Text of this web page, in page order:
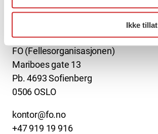
Ikke tillat
FO (Fellesorganisasjonen)
Mariboes gate 13
Pb. 4693 Sofienberg
0506 OSLO
kontor@fo.no
+47 919 19 916